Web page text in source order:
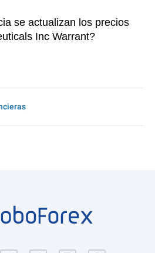
se actualizan los precios
Inc Warrant?